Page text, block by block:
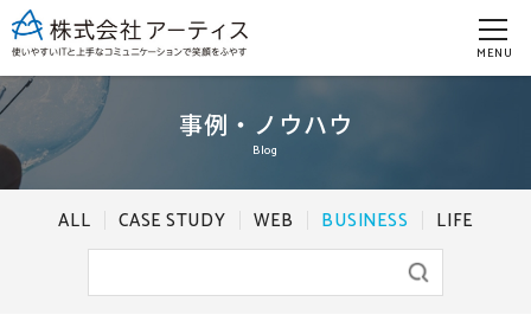
MENU
事例・ノウハウ
Blog
ALL CASE STUDY WEB BUSINESS LIFE